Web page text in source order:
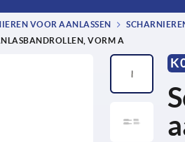
VOOR AANLASSEN
VORM A